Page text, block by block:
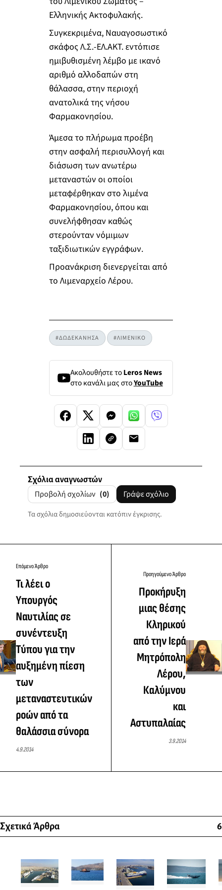
Ελληνικής Ακτοφυλακής.
Συγκεκριμένα, Ναυαγοσωστικό
σκάφος Λ.Σ.-ΕΛ.ΑΚΤ. εντόπισε
ημιβυθισμένη λέμβο με ικανό
αριθμό αλλοδαπών στη
θάλασσα, στην περιοχή
ανατολικά της νήσου
Φαρμακονησίου.
Άμεσα το πλήρωμα προέβη
στην ασφαλή περισυλλογή και
διάσωση των ανωτέρω
μεταναστών οι οποίοι
μεταφέρθηκαν στο λιμένα
Φαρμακονησίου, όπου και
συνελήφθησαν καθώς
στερούνταν νόμιμων
ταξιδιωτικών εγγράφων.
Προανάκριση διενεργείται από
το Λιμεναρχείο Λέρου.
#ΔΩΔΕΚΑΝΗΣΑ #ΛΙΜΕΝΙΚΟ
Ακολουθήστε τοLeros News
στο κανάλι μας στοYouTube
Σχόλια αναγνωστών
Προβολή σχολίων (0) Γράψε σχόλιο
Τα σχόλια δημοσιεύονται κατόπιν έγκρισης.
Επόμενο Άρθρο
Τι λέει ο
Υπουργός
Ναυτιλίας σε
συνέντευξη
Τύπου για την
αυξημένη πίεση
των
μεταναστευτικών
ροών από τα
θαλάσσια σύνορα
4.9.2014
Προηγούμενο Άρθρο
Προκήρυξη
μιας θέσης
Κληρικού
από την Ιερά
Μητρόπολη
Λέρου,
Καλύμνου
και
Αστυπαλαίας
3.9.2014
Σχετικά Άρθρα 6